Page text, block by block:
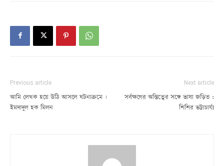
Previous article
আমি লেখক হয়ে উঠি আসলে ঘটনাক্রমে |
ইমদাদুল হক মিলন
Next article
সর্বক্ষণের অস্তিত্বের সঙ্গে ভাষা জড়িত :
শিশির ভট্টাচার্য্য